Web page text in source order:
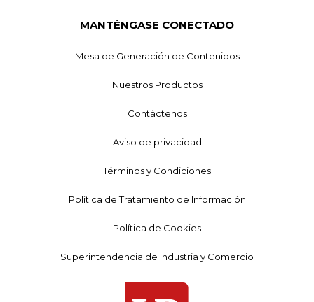
MANTÉNGASE CONECTADO
Mesa de Generación de Contenidos
Nuestros Productos
Contáctenos
Aviso de privacidad
Términos y Condiciones
Política de Tratamiento de Información
Política de Cookies
Superintendencia de Industria y Comercio